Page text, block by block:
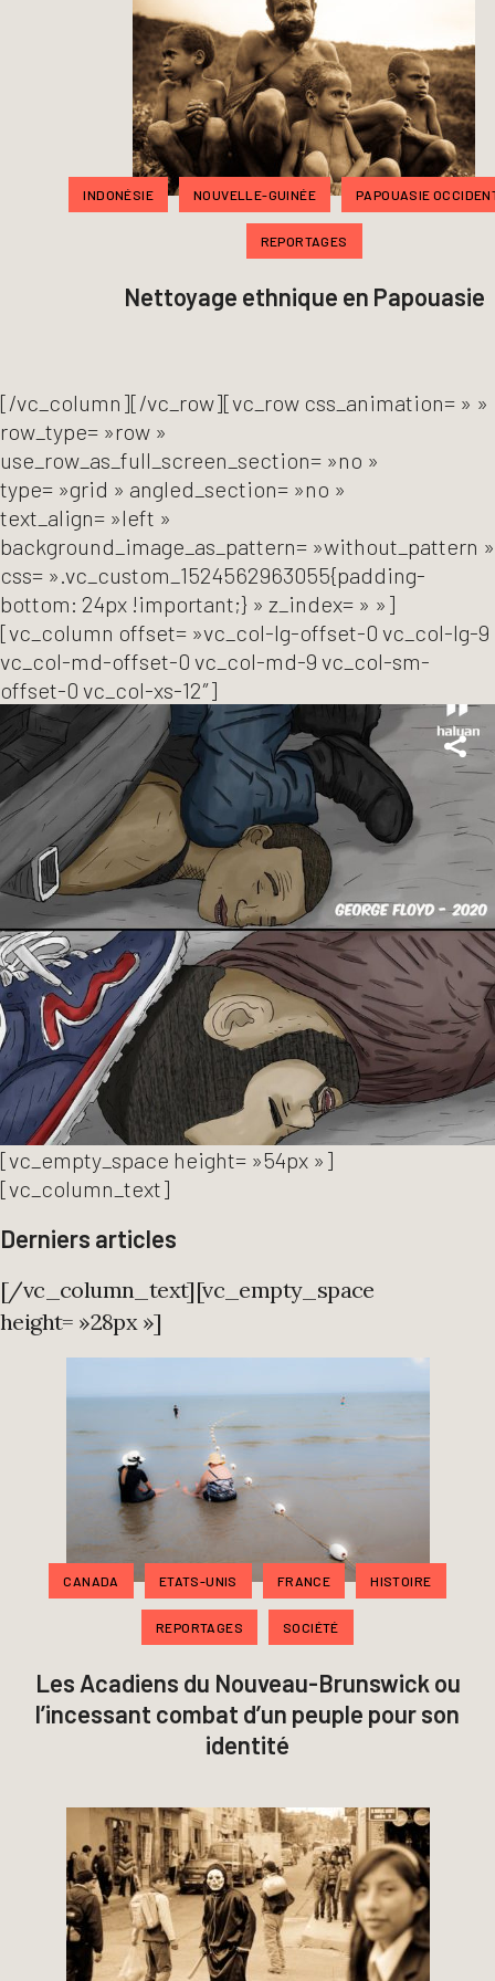
INDONÉSIE NOUVELLE-GUINÉE PAPOUASIE OCCIDENTALE
REPORTAGES
Nettoyage ethnique en Papouasie
[/vc_column][/vc_row][vc_row css_animation= » »
row_type= »row »
use_row_as_full_screen_section= »no »
type= »grid » angled_section= »no »
text_align= »left »
background_image_as_pattern= »without_pattern »
css= ».vc_custom_1524562963055{padding-
bottom: 24px !important;} » z_index= » »]
[vc_column offset= »vc_col-lg-offset-0 vc_col-lg-9
vc_col-md-offset-0 vc_col-md-9 vc_col-sm-
offset-0 vc_col-xs-12″]
[vc_empty_space height= »54px »]
[vc_column_text]
Derniers articles
[/vc_column_text][vc_empty_space
height= »28px »]
CANADA ETATS-UNIS FRANCE HISTOIRE
REPORTAGES SOCIÉTÉ
Les Acadiens du Nouveau-Brunswick ou
l’incessant combat d’un peuple pour son
identité